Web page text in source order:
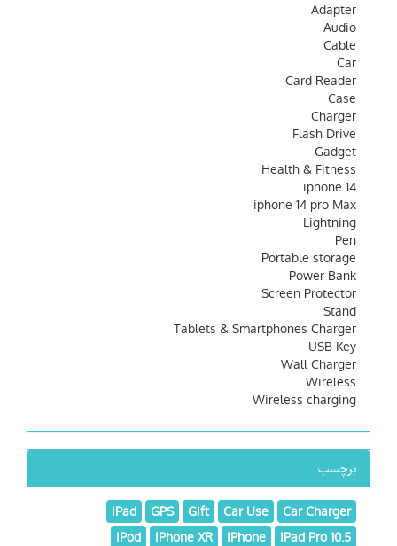
Adapter
Audio
Cable
Car
Card Reader
Case
Charger
Flash Drive
Gadget
Health & Fitness
iphone 14
iphone 14 pro Max
Lightning
Pen
Portable storage
Power Bank
Screen Protector
Stand
Tablets & Smartphones Charger
USB Key
Wall Charger
Wireless
Wireless charging
برچسب
Car Charger
Car Use
Gift
GPS
iPad
iPad Pro 10.5
iPhone
iPhone XR
iPod